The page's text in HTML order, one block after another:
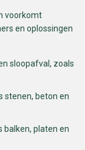
voorkomt
en oplossingen
sloopafval, zoals
stenen, beton en
balken, platen en